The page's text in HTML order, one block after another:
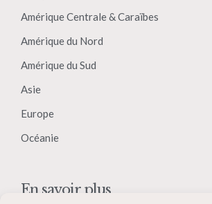
Amérique Centrale & Caraïbes
Amérique du Nord
Amérique du Sud
Asie
Europe
Océanie
En savoir plus